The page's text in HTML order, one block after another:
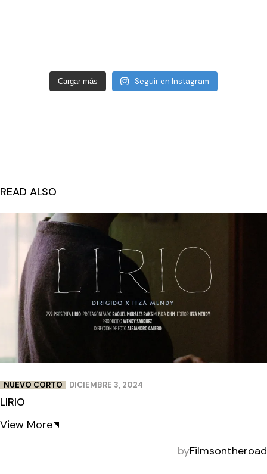
Cargar más Seguir en Instagram
READ ALSO
NUEVO CORTO DICIEMBRE 3, 2024
LIRIO
View More
byFilmsontheroad